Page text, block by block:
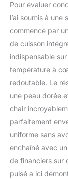
Pour évaluer
l’ai soumis à une
commencé par
de cuisson
indispensable
température à
redoutable. Le
une peau dorée
chair
parfaitement
uniforme sans
enchaîné avec
de financiers sur
pulsé a ici